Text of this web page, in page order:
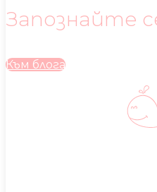
Запознайте
Към блога